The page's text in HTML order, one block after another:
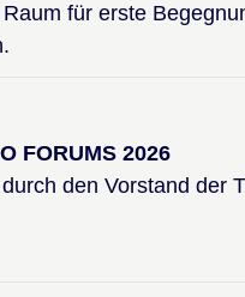
für erste
FORUMS 2026
den Vorstand der